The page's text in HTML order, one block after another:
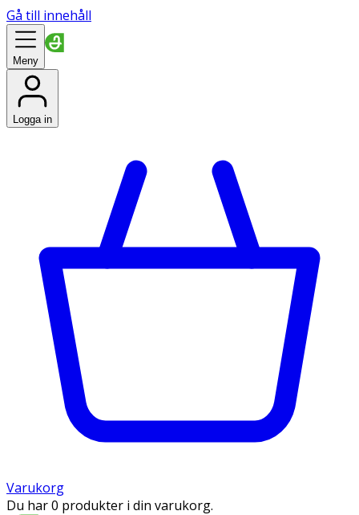
Gå till innehåll
Meny
Logga in
Varukorg
Du har 0 produkter i din varukorg.